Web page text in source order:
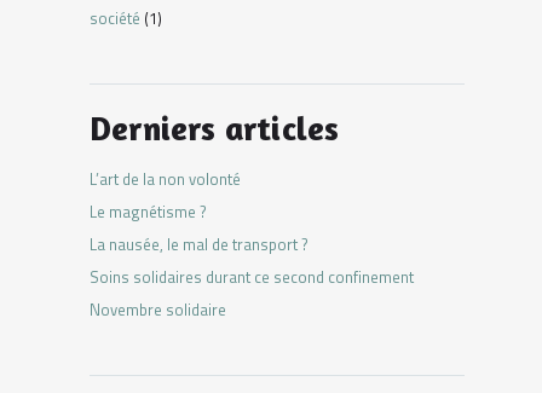
société (1)
Derniers articles
L’art de la non volonté
Le magnétisme ?
La nausée, le mal de transport ?
Soins solidaires durant ce second confinement
Novembre solidaire